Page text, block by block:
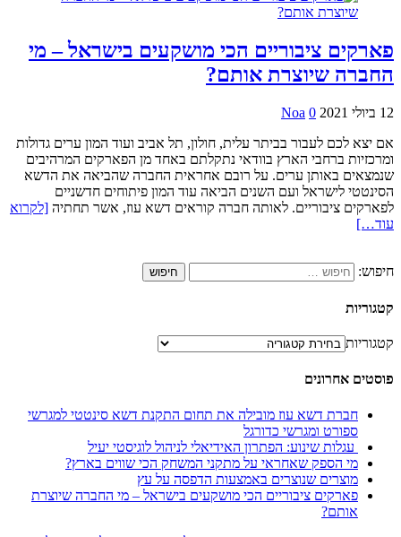
פארקים ציבוריים הכי מושקעים בישראל – מי
החברה שיוצרת אותם?
12 ביולי 2021 Noa 0
אם יצא לכם לעבור בביתר עלית, חולון, תל אביב ועוד המון ערים גדולות
ומרכזיות ברחבי הארץ בוודאי נתקלתם באחד מן הפארקים המרהיבים
שנמצאים באותן ערים. על רובם אחראית החברה שהביאה את הדשא
הסינטטי לישראל ועם השנים הביאה עוד המון פיתוחים חדשניים
לפארקים ציבוריים. לאותה חברה קוראים דשא עוז, אשר תחתיה [לקרוא
עוד…]
חיפוש:
קטגוריות
קטגוריות
פוסטים אחרונים
חברת דשא עוז מובילה את תחום התקנת דשא סינטטי למגרשי
ספורט ומגרשי כדורגל
עגלות שינוע: הפתרון האידיאלי לניהול לוגיסטי יעיל
מי הספק שאחראי על מתקני המשחק הכי שווים בארץ?
מוצרים שנוצרים באמצעות הדפסה על עץ
פארקים ציבוריים הכי מושקעים בישראל – מי החברה שיוצרת
אותם?